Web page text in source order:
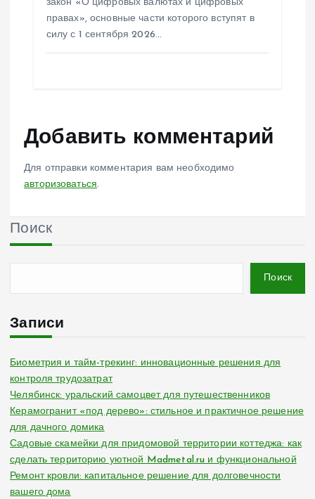
закон «О цифровых валютах и цифровых
правах», основные части которого вступят в
силу с 1 сентября 2026…
Добавить комментарий
Для отправки комментария вам необходимо
авторизоваться.
Поиск
Поиск
Записи
Биометрия и тайм-трекинг: инновационные решения для
контроля трудозатрат
Челябинск: уральский самоцвет для путешественников
Керамогранит «под дерево»: стильное и практичное решение
для дачного домика
Садовые скамейки для придомовой территории коттеджа: как
сделать территорию уютной Madmetal.ru и функциональной
Ремонт кровли: капитальное решение для долговечности
вашего дома